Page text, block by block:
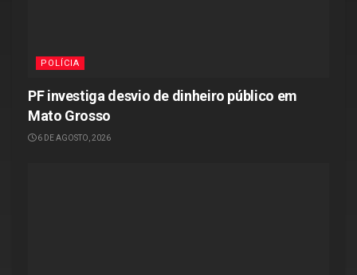
POLÍCIA
PF investiga desvio de dinheiro público em
Mato Grosso
6 DE AGOSTO, 2026